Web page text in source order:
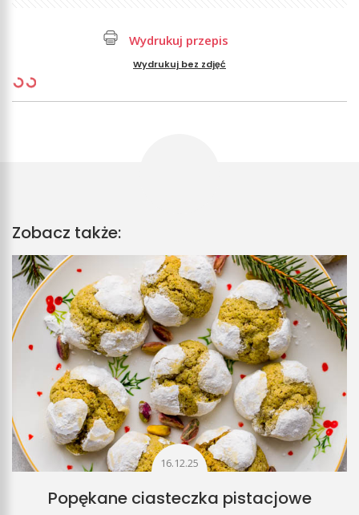
Wydrukuj przepis
Wydrukuj bez zdjęć
Zobacz także:
16.12.25
Popękane ciasteczka pistacjowe